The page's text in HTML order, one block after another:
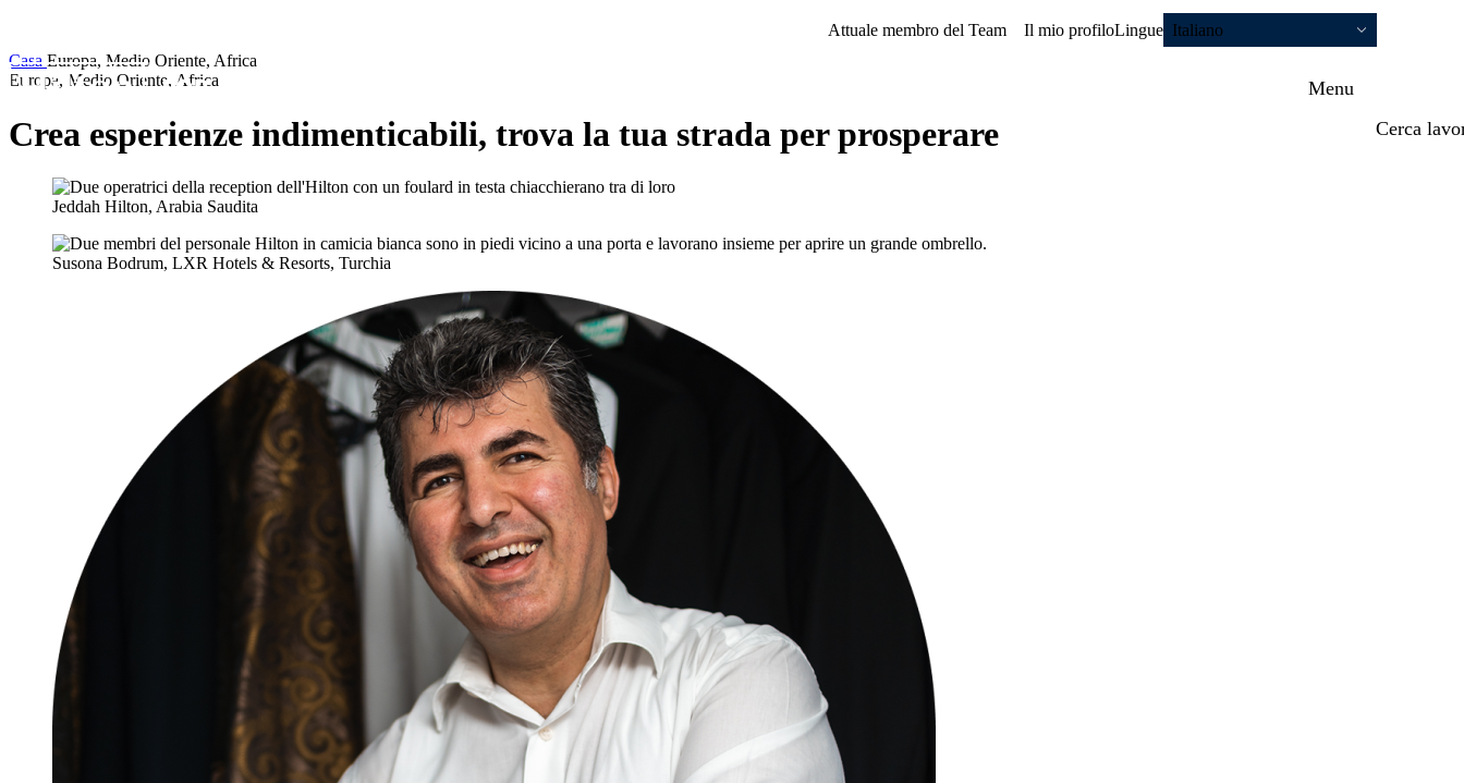
Attuale membro del Team Il mio profiloLingue Italiano
Menu
Cerca
Casa Europa, Medio Oriente, Africa
Europa, Medio Oriente, Africa
Crea esperienze indimenticabili, trova la tua strada per prosperare
Jeddah Hilton, Arabia Saudita
Susona Bodrum, LXR Hotels & Resorts, Turchia